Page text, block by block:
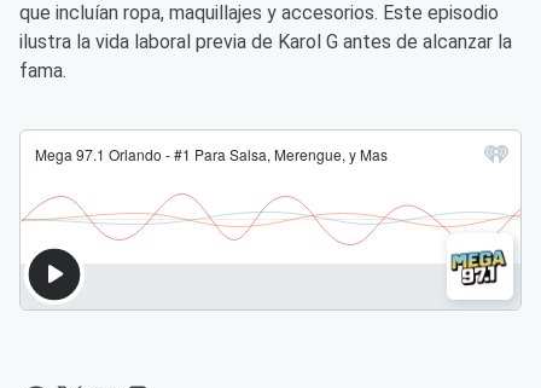
que incluían ropa, maquillajes y accesorios. Este episodio
ilustra la vida laboral previa de Karol G antes de alcanzar la
fama.